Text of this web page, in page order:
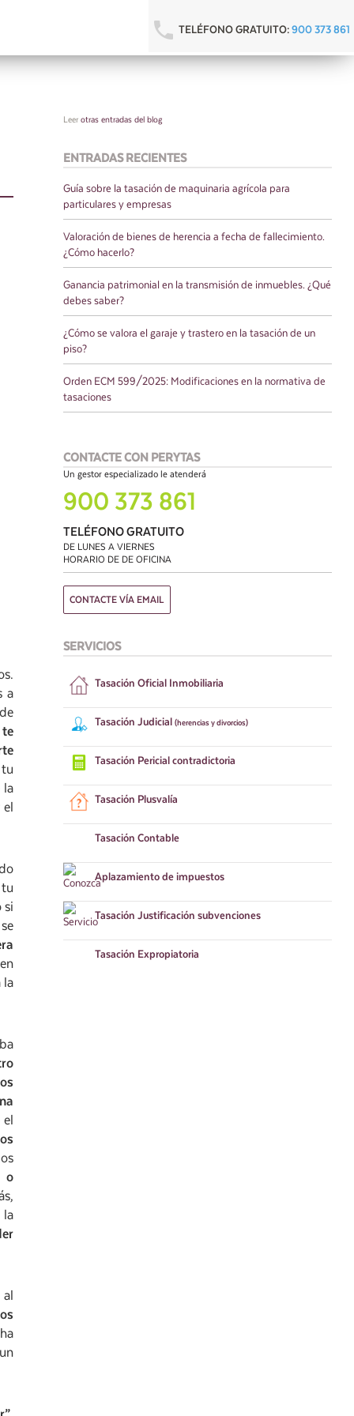
TELÉFONO GRATUITO:900 373 861
a
te
la
si
la
el
o
la
al
Leer otras entradas del blog
ENTRADAS RECIENTES
Guía sobre la tasación de maquinaria agrícola para
particulares y empresas
Valoración de bienes de herencia a fecha de fallecimiento.
¿Cómo hacerlo?
Ganancia patrimonial en la transmisión de inmuebles. ¿Qué
debes saber?
¿Cómo se valora el garaje y trastero en la tasación de un
piso?
Orden ECM 599/2025: Modificaciones en la normativa de
tasaciones
CONTACTE CON PERYTAS
Un gestor especializado le atenderá
900 373 861
TELÉFONO GRATUITO
DE LUNES A VIERNES
HORARIO DE DE OFICINA
CONTACTE VÍA EMAIL
SERVICIOS
Tasación Oficial Inmobiliaria
Tasación Judicial (herencias y divorcios)
Tasación Pericial contradictoria
Tasación Plusvalía
Tasación Contable
Aplazamientode impuestos
Tasación Justificación subvenciones
Tasación Expropiatoria